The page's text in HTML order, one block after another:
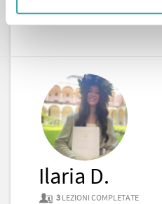
Ilaria D.
3 LEZIONI COMPLETATE